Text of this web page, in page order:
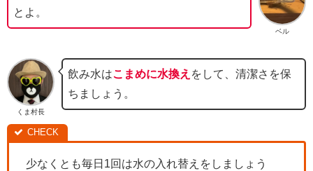
ベル
とよ。
くま村長
飲み水はこまめに水換え をして、清潔さを保
ちましょう。
少なくとも毎日1回は水の入れ替えをしましょう